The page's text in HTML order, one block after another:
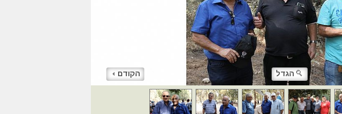
הקודם הגדל